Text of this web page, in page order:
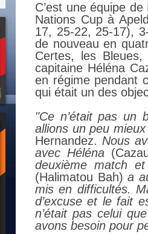
C’est une équipe
Nations Cup à
17, 25-22, 25-17),
de nouveau en
Certes, les
capitaine Héléna
en régime pendant
qui était un des
"Ce n’était pas un
allions un peu
Hernandez. Nous
avec Héléna
deuxième match
(Halimatou Bah) a
mis en difficultés.
d’excuse et le fait
n’était pas celui
avons besoin pour